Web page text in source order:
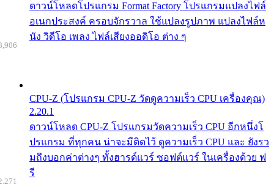
ดาวน์โหลดโปรแกรม Format Factory โปรแกรมแปลงไฟล์
อเนกประสงค์ ครอบจักรวาล ใช้แปลงรูปภาพ แปลงไฟล์ห
นัง วิดีโอ เพลง ไฟล์เสียงออดิโอ ต่าง ๆ
CPU-Z (โปรแกรม CPU-Z วัดดูความเร็ว CPU เครื่องคุณ)
2.20.1
ดาวน์โหลด CPU-Z โปรแกรมวัดความเร็ว CPU อีกหนึ่งโ
ปรแกรม ที่ทุกคน น่าจะมีติดไว้ ดูความเร็ว CPU และ ยังรว
มถึงบอกค่าต่างๆ ทั้งฮารด์แวร์ ซอฟต์แวร์ ในเครื่องด้วย ฟ
รี